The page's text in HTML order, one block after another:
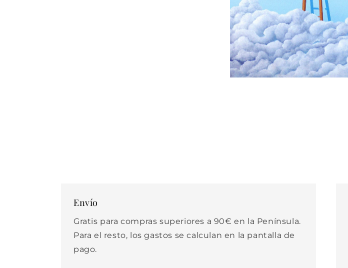
Envío
Gratis para compras superiores a 90€ en la Península.
Para el resto, los gastos se calculan en la pantalla de
pago.